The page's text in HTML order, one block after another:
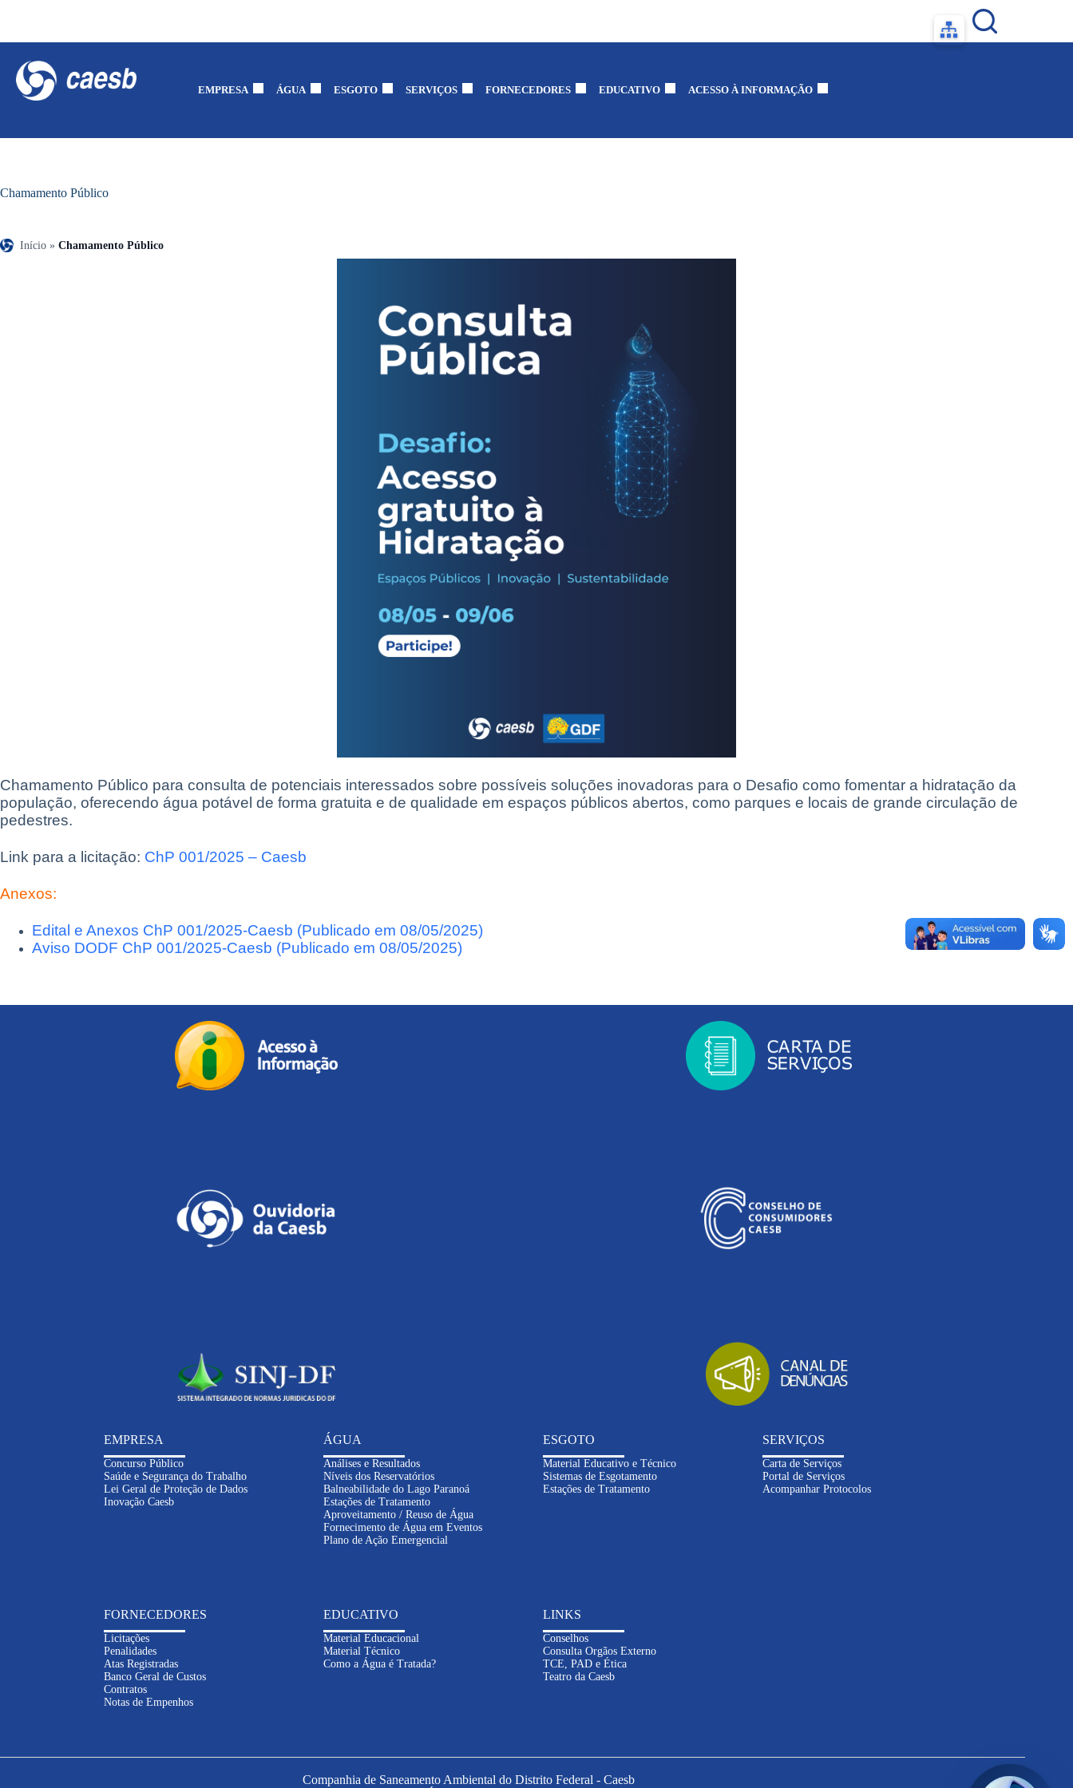
EMPRESA ÁGUA ESGOTO SERVIÇOS FORNECEDORES EDUCATIVO ACESSO À INFORMAÇÃO
Chamamento Público
Início » Chamamento Público
Chamamento Público para consulta de potenciais interessados sobre possíveis soluções inovadoras para o Desafio como fomentar a hidratação da
população, oferecendo água potável de forma gratuita e de qualidade em espaços públicos abertos, como parques e locais de grande circulação de
pedestres.
Link para a licitação: ChP 001/2025 – Caesb
Anexos:
Edital e Anexos ChP 001/2025-Caesb (Publicado em 08/05/2025)
Aviso DODF ChP 001/2025-Caesb (Publicado em 08/05/2025)
EMPRESA
Concurso Público
Saúde e Segurança do Trabalho
Lei Geral de Proteção de Dados
Inovação Caesb
ÁGUA
Análises e Resultados
Níveis dos Reservatórios
Balneabilidade do Lago Paranoá
Estações de Tratamento
Aproveitamento / Reuso de Água
Fornecimento de Água em Eventos
Plano de Ação Emergencial
ESGOTO
Material Educativo e Técnico
Sistemas de Esgotamento
Estações de Tratamento
SERVIÇOS
Carta de Serviços
Portal de Serviços
Acompanhar Protocolos
FORNECEDORES
Licitações
Penalidades
Atas Registradas
Banco Geral de Custos
Contratos
Notas de Empenhos
EDUCATIVO
Material Educacional
Material Técnico
Como a Água é Tratada?
LINKS
Conselhos
Consulta Orgãos Externo
TCE, PAD e Ética
Teatro da Caesb
Companhia de Saneamento Ambiental do Distrito Federal - Caesb